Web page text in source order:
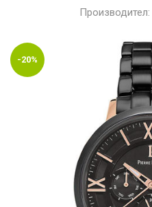
Производител:
-20%